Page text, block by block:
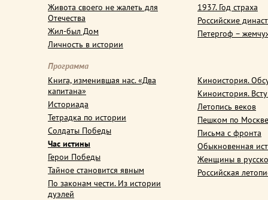
Живота своего не жалеть для
Отечества
Жил-был Дом
Личность в истории
1937. Год страха
Российские
Петергоф –
Программа
Книга, изменившая нас. «Два
капитана»
Историада
Тетрадка по истории
Солдаты Победы
Час истины
Герои Победы
Тайное становится явным
По законам чести. Из истории
дуэлей
Киноистория.
Киноистория.
Летопись веков
Пешком по Москве
Письма с фронта
Обыкновенная
Женщины в
Российская